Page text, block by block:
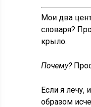
Мои два
словаря?
крыло.
Почему?
Если я
образом